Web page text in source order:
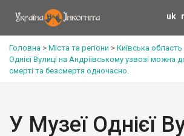
uk
Головна > Міста та регіони > Київська область
Однієї Вулиці на Андріївському узвозі можна
смерті та безсмертя одночасно.
У Музеї Однієї